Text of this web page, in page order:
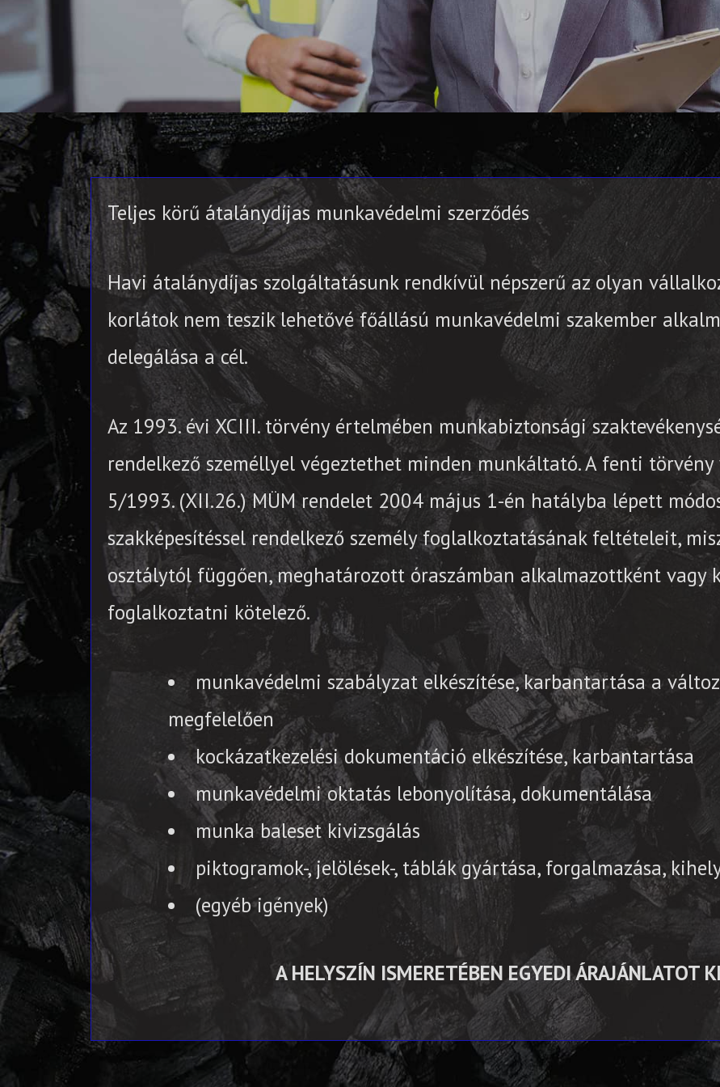
Teljes körű átalánydíjas munkavédelmi szerződés
Havi átalánydíjas szolgáltatásunk rendkívül népszerűaz olyan
korlátok nem teszik lehetővé főállású munkavédelmi szakember
delegálása a cél.
Az 1993. évi XCIII. törvény értelmében munkabiztonsági
rendelkező személlyel végeztethet minden munkáltató. A fenti
5/1993. (XII.26.) MÜM rendelet 2004 május 1-én hatályba lépett
szakképesítéssel rendelkező személy foglalkoztatásának feltételeit,
osztálytól függően, meghatározott óraszámban alkalmazottként vagy
foglalkoztatni kötelező.
munkavédelmi szabályzat elkészítése, karbantartása a
megfelelően
kockázatkezelési dokumentáció elkészítése, karbantartása
munkavédelmi oktatás lebonyolítása, dokumentálása
munka baleset kivizsgálás
piktogramok-, jelölések-, táblák gyártása, forgalmazása,
(egyéb igények)
A HELYSZÍN ISMERETÉBEN EGYEDI ÁRAJÁNLATOT